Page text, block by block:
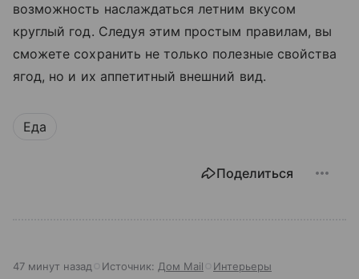
возможность наслаждаться летним вкусом
круглый год. Следуя этим простым правилам, вы
сможете сохранить не только полезные свойства
ягод, но и их аппетитный внешний вид.
Еда
Поделиться
47 минут назад Источник: Дом Mail Интерьеры